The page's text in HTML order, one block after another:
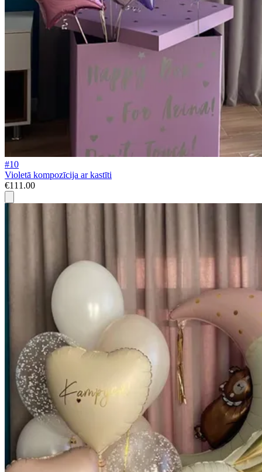
#10
Violetā kompozīcija ar kastīti
€111.00